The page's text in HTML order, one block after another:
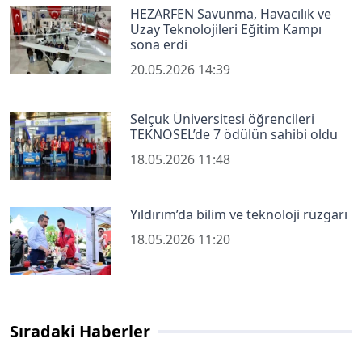
HEZARFEN Savunma, Havacılık ve
Uzay Teknolojileri Eğitim Kampı
sona erdi
20.05.2026 14:39
Selçuk Üniversitesi öğrencileri
TEKNOSEL’de 7 ödülün sahibi oldu
18.05.2026 11:48
Yıldırım’da bilim ve teknoloji rüzgarı
18.05.2026 11:20
Sıradaki Haberler